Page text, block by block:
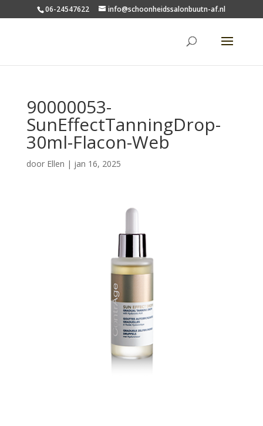
06-24547622 info@schoonheidssalonbuutn-af.nl
90000053-
SunEffectTanningDrop-
30ml-Flacon-Web
door Ellen | jan 16, 2025